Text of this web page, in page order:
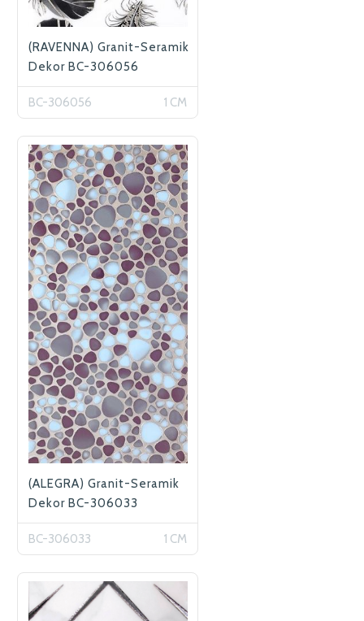
(RAVENNA) Granit-Seramik
Dekor BC-306056
BC-306056 1 CM
(ALEGRA) Granit-Seramik
Dekor BC-306033
BC-306033 1 CM